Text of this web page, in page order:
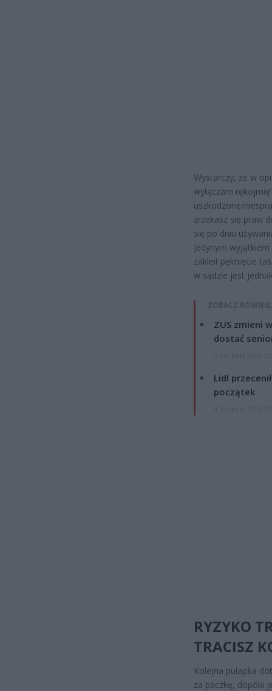
Wystarczy, że w
wyłączam
uszkodzone/
zrzekasz się praw
się po dniu
Jedynym
zakleił pęknięcie
w sądzie jest
ZOBACZ
ZUS zmieni
dostać
Lidl
początek
RYZYKO
TRACISZ
Kolejna pułapka
za paczkę, dopóki